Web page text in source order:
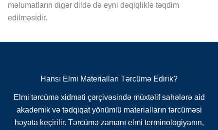
məlumatların digər dildə də eyni dəqiqliklə təqdim
edilməsidir.
Hansı Elmi Materialları Tərcümə Edirik?
Elmi tərcümə xidməti çərçivəsində müxtəlif sahələrə aid
akademik və tədqiqat yönümlü materialların tərcüməsi
həyata keçirilir. Tərcümə zamanı elmi terminologiyanın,